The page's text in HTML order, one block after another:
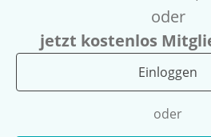
oder
jetzt kostenlos
Einloggen
oder